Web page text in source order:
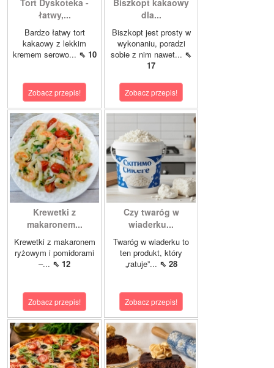
Tort Dyskoteka -
łatwy,...
Bardzo łatwy tort
kakaowy z lekkim
kremem serowo... ⇖ 10
Zobacz przepis!
Biszkopt kakaowy
dla...
Biszkopt jest prosty w
wykonaniu, poradzi
sobie z nim nawet... ⇖
17
Zobacz przepis!
Krewetki z
makaronem...
Krewetki z makaronem
ryżowym i pomidorami
–... ⇖ 12
Zobacz przepis!
Czy twaróg w
wiaderku...
Twaróg w wiaderku to
ten produkt, który
„ratuje”... ⇖ 28
Zobacz przepis!